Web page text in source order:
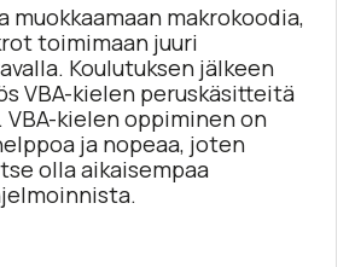
muokkaamaan makrokoodia,
toimimaan juuri
Koulutuksen jälkeen
VBA-kielen peruskäsitteitä
kielen oppiminen on
ja nopeaa, joten
olla aikaisempaa